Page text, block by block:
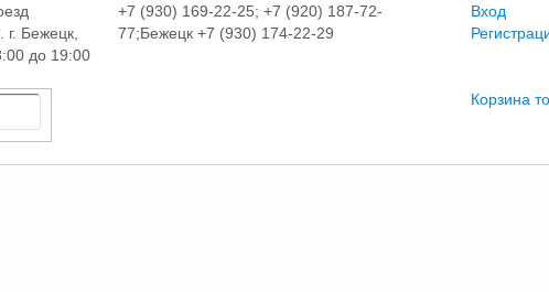
Бежецк,
до 19:00
+7 (930) 169-22-25; +7 (920) 187-72-
77;Бежецк +7 (930) 174-22-29
Вход
Корзина